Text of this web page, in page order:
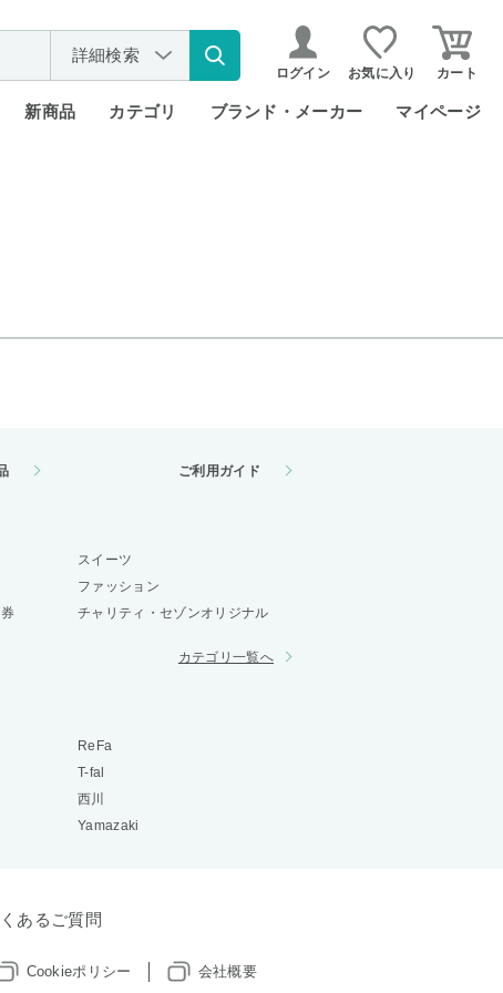
詳細検索
ログイン お気に入り カート
新商品 カテゴリ ブランド・メーカー マイページ
ご利用ガイド
スイーツ
ファッション
チャリティ・セゾンオリジナル
カテゴリ一覧へ
ReFa
T-fal
西川
Yamazaki
あるご質問
Cookieポリシー 会社概要